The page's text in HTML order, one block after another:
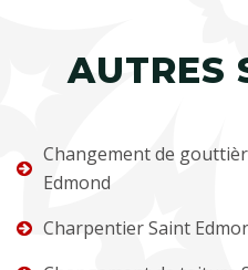
AUTRES
Changement de
Edmond
Charpentier Saint